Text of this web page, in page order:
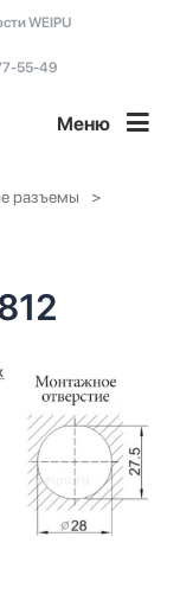
WEIPU
55-49
Меню
разъемы